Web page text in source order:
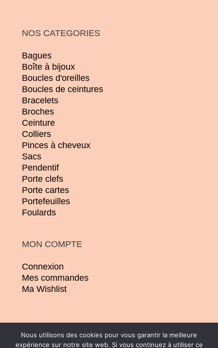
NOS CATEGORIES
Bagues
Boîte à bijoux
Boucles d'oreilles
Boucles de ceintures
Bracelets
Broches
Ceinture
Colliers
Pinces à cheveux
Sacs
Pendentif
Porte clefs
Porte cartes
Portefeuilles
Foulards
MON COMPTE
Connexion
Mes commandes
Ma Wishlist
Nous utilisons des cookies pour vous garantir la meilleure
expérience sur notre site web. Si vous continuez à utiliser ce